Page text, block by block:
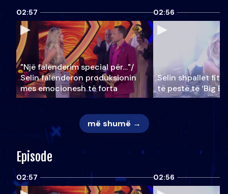
02:57
"Një falenderim special për…"/
Selin falënderon produksionin
mes emocionesh të forta
02:56
Selin shpallet
të pestë të ‘Big
më shumë →
Episode
02:57 02:56